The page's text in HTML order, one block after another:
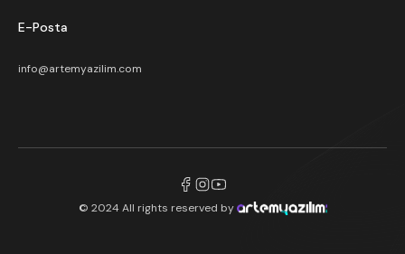
E-Posta
info@artemyazilim.com
© 2024 All rights reserved by